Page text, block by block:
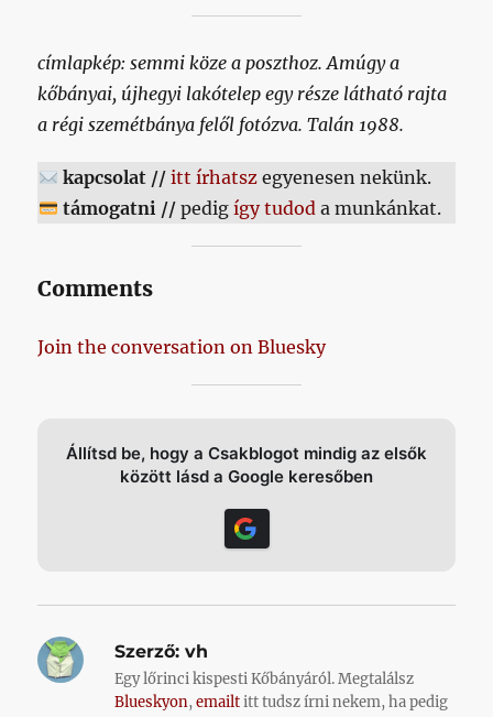
címlapkép: semmi köze a poszthoz. Amúgy a
kőbányai, újhegyi lakótelep egy része látható rajta
a régi szemétbánya felől fotózva. Talán 1988.
kapcsolat // itt írhatszegyenesen nekünk.
támogatni //pedig így tudoda munkánkat.
Comments
Join the conversation on Bluesky
Állítsd be, hogy a Csakblogot mindig az elsők
között lásd a Google keresőben
Szerző: vh
Egy lőrinci kispesti Kőbányáról. Megtalálsz
Blueskyon,emailtitt tudsz írni nekem, ha pedig